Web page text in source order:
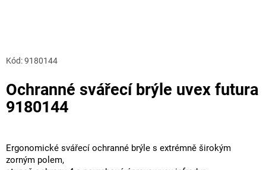
Ochranné svářecí brýle uvex futura
9180144
Kód:9180144
Ergonomické svářecí ochranné brýle s extrémně širokým
zorným polem,